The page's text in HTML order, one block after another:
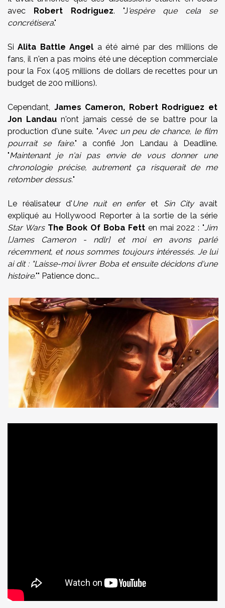
avec Robert Rodriguez. "J 'espère que cela se
concrétisera."
SiAlita Battle Angel a été aimé par des millions de
fans, il n'en a pas moins été une déception commerciale
pour la Fox (405 millions de dollars de recettes pour un
budget de 200 millions).
Cependant, James Cameron, Robert Rodriguez et
Jon Landau n'ont jamais cessé de se battre pour la
production d'une suite. "Avec un peu de chance, le film
pourrait se faire." a confié Jon Landau à Deadline.
"Maintenant je n'ai pas envie de vous donner une
chronologie précise, autrement ça risquerait de me
retomber dessus."
Le réalisateur d'Une nuit en enferet Sin Cityavait
expliqué au Hollywood Reporter à la sortie de la série
Star Wars The Book Of Boba Fetten mai 2022 : "Jim
[James Cameron - ndlr] et moi en avons parlé
récemment, et nous sommes toujours intéressés. Je lui
ai dit : "Laisse-moi livrer Boba et ensuite décidons d'une
histoire."" Patience donc...